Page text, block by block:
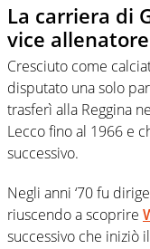
La carriera di
vice allenatore
Cresciuto come
disputato una solo
trasferì alla Reggina
Lecco fino al 1966 e
successivo.
Negli anni ‘70 fu
riuscendo a scoprire
successivo che iniziò